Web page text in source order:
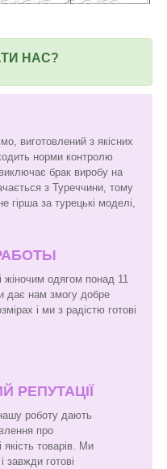
НАС?
виготовлений з якісних
норми контролю
брак виробу на
з Туреччини, тому
гірша за турецькі моделі,
жіночим одягом понад 11
дає нам змогу добре
і ми з радістю готові
роботу дають
про
якість товарів. Ми
завжди готові